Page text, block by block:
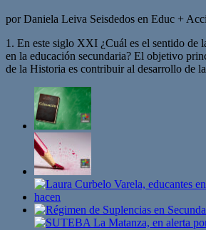
por Daniela Leiva Seisdedos en Educ +
1. En este siglo XXI ¿Cuál es el sentido de
en la educación secundaria? El objetivo
de la Historia es contribuir al desarrollo de